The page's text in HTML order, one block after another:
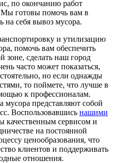
по окончанию работ
готовы помочь вам в
на себя вывоз мусора.
и утилизацию
помочь вам обеспечить
зоне, сделать наш город
часто может показаться,
но если однажды
то поймете, что лучше в
к профессионалам.
мусора представляют собой
Воспользовавшись нашими
качественным сервисом и
на постоянной
ценообразования, что
клиентов и поддерживать
отношения.